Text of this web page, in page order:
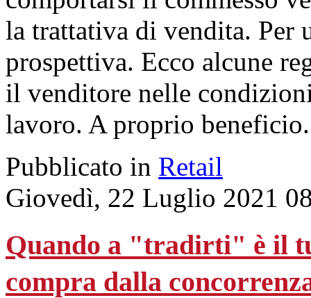
la trattativa di vendita. Per
prospettiva. Ecco alcune
il venditore nelle
lavoro. A proprio beneficio.
Pubblicato in Retail
Giovedì, 22 Luglio 2021
Quando a "tradirti" è il
compra dalla